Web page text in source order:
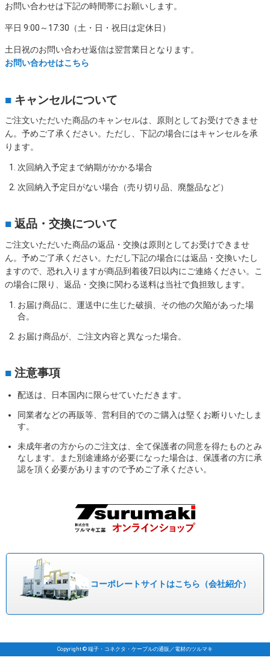
お問い合わせは下記の時間帯にお願いします。
平日 9:00～17:30（土・日・祝日は定休日）
土日祝のお問い合わせ返信は翌営業日となります。
お問い合わせはこちら
■ キャンセルについて
ご注文いただいた商品のキャンセルは、原則としてお受けできませ
ん。予めご了承ください。ただし、下記の場合にはキャンセルを承
ります。
次回納入予定まで納期がかかる場合
次回納入予定日がない場合（売り切り品、廃盤品など）
■ 返品・交換について
ご注文いただいた商品の返品・交換は原則としてお受けできませ
ん。予めご了承ください。ただし下記の場合には返品・交換いたし
ますので、恐れ入りますが商品到着後7日以内にご連絡ください。こ
の場合に限り、返品・交換に関わる送料は当社で負担致します。
お届け商品に、運送中に生じた破損、その他の欠陥があった場
合。
お届け商品が、ご注文内容と異なった場合。
■ 注意事項
配送は、日本国内に限らせていただきます。
同業者などの再販等、営利目的でのご購入は堅くお断りいたしま
す。
未成年者の方からのご注文は、全て保護者の同意を得たものとみ
なします。また別途連絡が必要になった場合は、保護者の方に承
認を頂く必要がありますので予めご了承ください。
コーポレートサイトはこちら （会社紹介）
Copyright © 端子・コネクタ・ケーブルの通販／電材のツルマキ